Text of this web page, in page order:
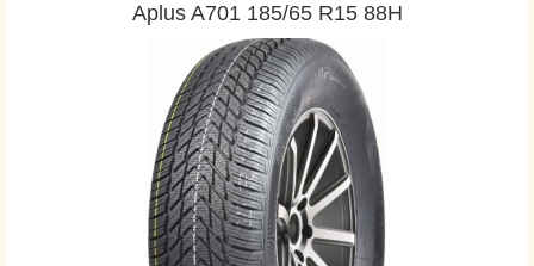
Aplus A701 185/65 R15 88H